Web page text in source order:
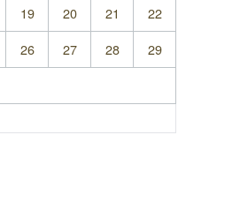
19 20 21
22
26 27 28
29